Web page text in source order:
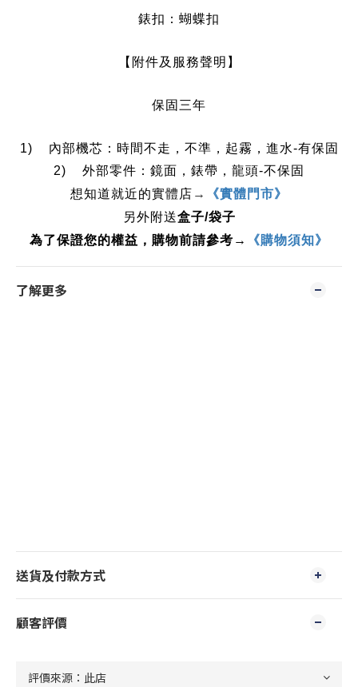
錶扣：蝴蝶扣
【附件及服務聲明】
保固三年
1) 內部機芯：時間不走，不準，起霧，進水-有保固
2) 外部零件：鏡面，錶帶，龍頭-不保固
想知道就近的實體店 →
《實體門市》
另外附送盒子/袋子
為了保證您的權益，購物前請參考→
《購物須知》
了解更多
送貨及付款方式
顧客評價